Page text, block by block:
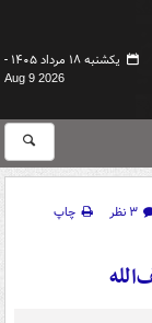
یکشنبه ۱۸ مرداد ۱۴۰۵ -
Aug 9 2026
۳ نظر
چاپ